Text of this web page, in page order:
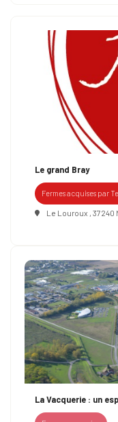
Le grand Bray
Fermes acquises par
Le Louroux , 37240
La Vacquerie : un